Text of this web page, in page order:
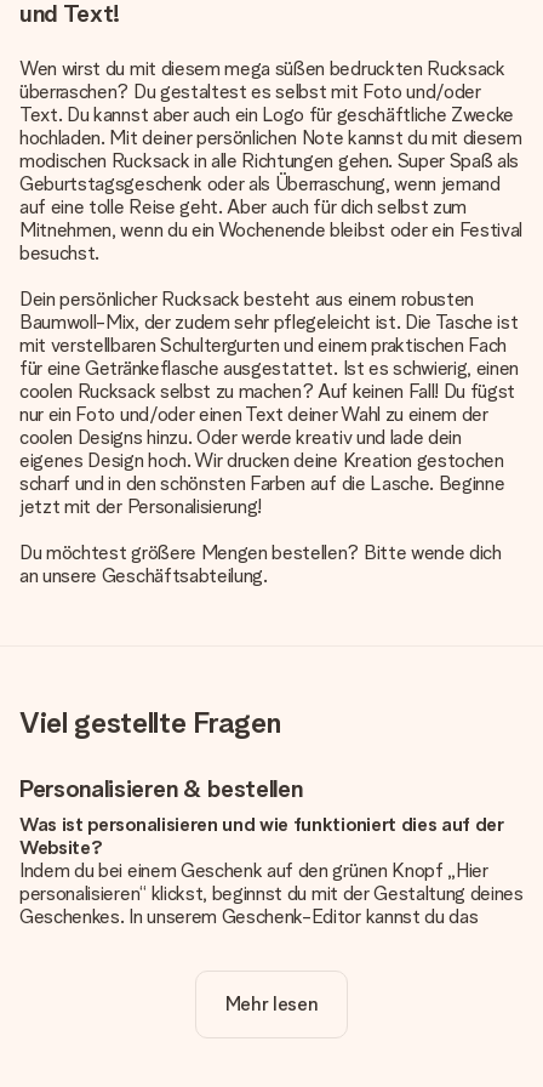
und Text!
Wen wirst du mit diesem mega süßen bedruckten Rucksack
überraschen? Du gestaltest es selbst mit Foto und/oder
Text. Du kannst aber auch ein Logo für geschäftliche Zwecke
hochladen. Mit deiner persönlichen Note kannst du mit diesem
modischen Rucksack in alle Richtungen gehen. Super Spaß als
Geburtstagsgeschenk oder als Überraschung, wenn jemand
auf eine tolle Reise geht. Aber auch für dich selbst zum
Mitnehmen, wenn du ein Wochenende bleibst oder ein Festival
besuchst.
Deinpersönlicher Rucksack besteht aus einem robusten
Baumwoll-Mix, der zudem sehr pflegeleicht ist. Die Tasche ist
mit verstellbaren Schultergurten und einem praktischen Fach
für eine Getränkeflasche ausgestattet. Ist es schwierig, einen
coolen Rucksack selbst zu machen? Auf keinen Fall! Du fügst
nur ein Foto und/oder einen Text deiner Wahl zu einem der
coolen Designs hinzu. Oder werde kreativ und lade dein
eigenes Design hoch. Wir drucken deine Kreation gestochen
scharf und in den schönsten Farben auf die Lasche. Beginne
jetzt mit der Personalisierung!
Du möchtest größere Mengen bestellen? Bitte wende dich
an unsere Geschäftsabteilung.
Viel gestellte Fragen
Personalisieren & bestellen
Was ist personalisieren und wie funktioniert dies auf der
Website?
Indem du bei einem Geschenk auf den grünen Knopf „Hier
personalisieren“ klickst, beginnst du mit der Gestaltung deines
Geschenkes. In unserem Geschenk-Editor kannst du das
noch eines unserer angebotenen Designs, um deinem
Geschenk die perfekte Ausstrahlung zu verleihen.
Mehr lesen